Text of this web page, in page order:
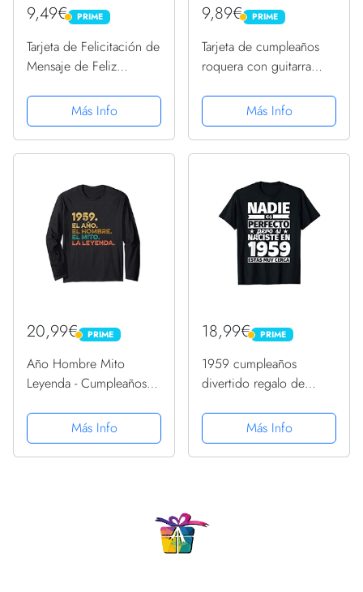
9,49€ PRIME
PRIME
Tarjeta de Felicitación de
Mensaje de Feliz
Globo Gigante Negro y
Dorado Tarjeta de
Decoración de Fiesta
Más Info
9,89€ PRIME
PRIME
Tarjeta de cumpleaños
roquera con guitarra
tarjeta desplegable, vale
o regalo para músicos.
Tarjeta de regalo para
Más Info
20,99€ PRIME
PRIME
Año Hombre Mito
Leyenda - Cumpleaños
Manga LargaMás Info
18,99€ PRIME
PRIME
1959 cumpleaños
divertido regalo de
Más Info